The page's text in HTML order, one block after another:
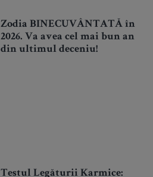
Zodia BINECUVÂNTATĂ în
2026. Va avea cel mai bun an
din ultimul deceniu!
Testul Legăturii Karmice: